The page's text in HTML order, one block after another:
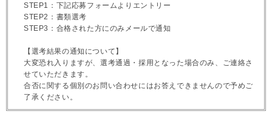
STEP1：下記応募フォームよりエントリー
STEP2：書類選考
STEP3：合格された方にのみメールで通知
【選考結果の通知について】
大変恐れ入りますが、選考通過・採用となった場合のみ、ご連絡さ
せていただきます。
合否に関する個別のお問い合わせにはお答えできませんので予めご
了承ください。